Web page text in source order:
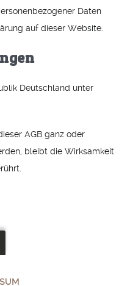
Daten
auf dieser Website.
Deutschland unter
AGB ganz oder
bleibt die Wirksamkeit